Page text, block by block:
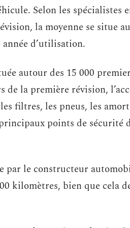
Selon les spécialistes
la moyenne se situe
d’utilisation.
autour des 15 000
la première révision,
filtres, les pneus, les
points de sécurité
par le constructeur
kilomètres, bien que cela